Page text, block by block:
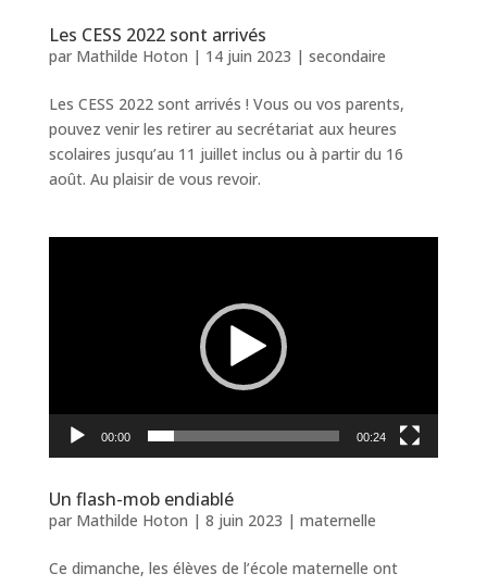
Les CESS 2022 sont arrivés
par Mathilde Hoton | 14 juin 2023 | secondaire
Les CESS 2022 sont arrivés ! Vous ou vos parents,
pouvez venir les retirer au secrétariat aux heures
scolaires jusqu’au 11 juillet inclus ou à partir du 16
août. Au plaisir de vous revoir.
00:00 00:24
Un flash-mob endiablé
par Mathilde Hoton | 8 juin 2023 | maternelle
Ce dimanche, les élèves de l’école maternelle ont